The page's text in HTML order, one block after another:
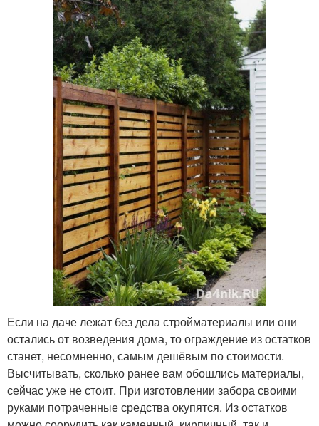
Если на даче лежат без дела стройматериалы или они
остались от возведения дома, то ограждение из остатков
станет, несомненно, самым дешёвым по стоимости.
Высчитывать, сколько ранее вам обошлись материалы,
сейчас уже не стоит. При изготовлении забора своими
руками потраченные средства окупятся. Из остатков